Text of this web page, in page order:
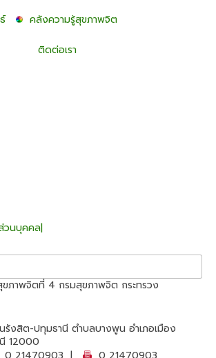
คลังความรู้สุขภาพจิต
ติดต่อเรา
วนบุคคล|
ภาพจิตที่ 4 กรมสุขภาพจิต กระทรวง
งสิต-ปทุมธานี ตำบลบางพูน อำเภอเมือง
12000